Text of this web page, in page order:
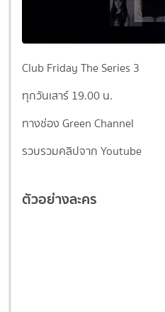
Club Friday The Series 3
ทุกวันเสาร์ 19.00 น.
ทางช่อง Green Channel
รวบรวมคลิปจาก Youtube
ตัวอย่างละคร